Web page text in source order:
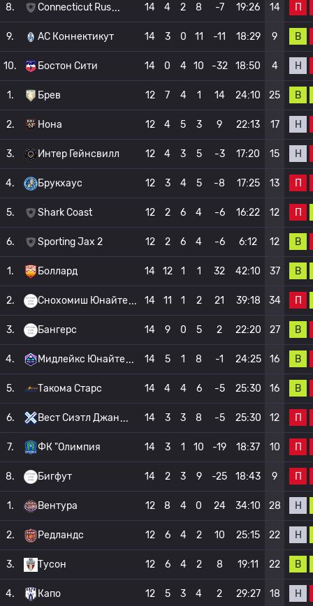
8. Connecticut Rus 14 4 2 8 -7 19:26 14 П
9. АС Коннектикут 14 3 0 11 -11 18:29 9 В
10. Бостон Сити 14 0 4 10 -32 18:50 4 Н
1. Брев 12 7 4 1 14 24:10 25 В
2. Нона 12 4 5 3 9 22:13 17 Н
3. Интер Гейнсвилл 12 4 3 5 -3 17:20 15 Н
4. Брукхаус 12 3 4 5 -8 17:25 13 П
5. Shark Coast 12 2 6 4 -6 16:22 12 П
6. Sporting Jax 2 12 2 6 4 -6 6:12 12 В
1. Боллард 14 12 1 1 32 42:10 37 В
2. Снохомиш Юнайте 14 11 1 2 21 39:18 34 П
3. Бангерс 14 9 0 5 2 22:20 27 В
4. Мидлейкс Юнайте 14 5 1 8 -1 24:25 16 В
5. Такома Старс 14 4 4 6 -5 25:30 16 В
6. Вест Сиэтл Джан 14 3 3 8 -5 25:30 12 П
7. ФК "Олимпия 14 3 1 10 -19 18:37 10 П
8. Бигфут 14 2 3 9 -25 18:43 9 П
1. Вентура 12 8 4 0 24 34:10 28 Н
2. Редландс 12 6 4 2 10 25:15 22 Н
3. Тусон 12 6 4 2 8 19:11 22 В
4. Капо 12 5 3 4 2 29:27 18 Н